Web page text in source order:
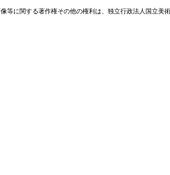
等に関する著作権その他の権利は、独立行政法人国立